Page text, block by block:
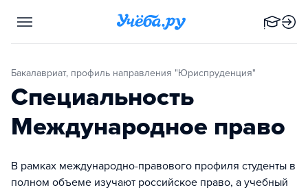
Бакалавриат, профиль направления "Юриспруденция"
Специальность
Международное право
В рамках международно-правового профиля студенты в
полном объеме изучают российское право, а учебный